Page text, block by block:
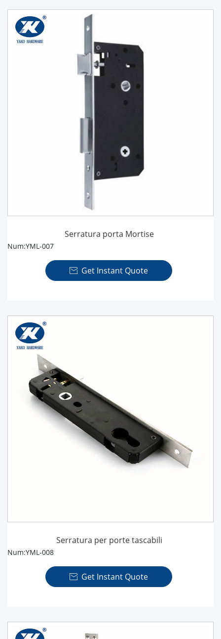
Serratura porta Mortise
Num:YML-007
 Get Instant Quote
Serratura per porte tascabili
Num:YML-008
 Get Instant Quote